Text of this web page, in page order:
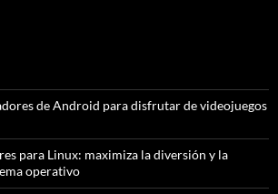
de Android para disfrutar de videojuegos
para Linux: maximiza la diversión y la
operativo